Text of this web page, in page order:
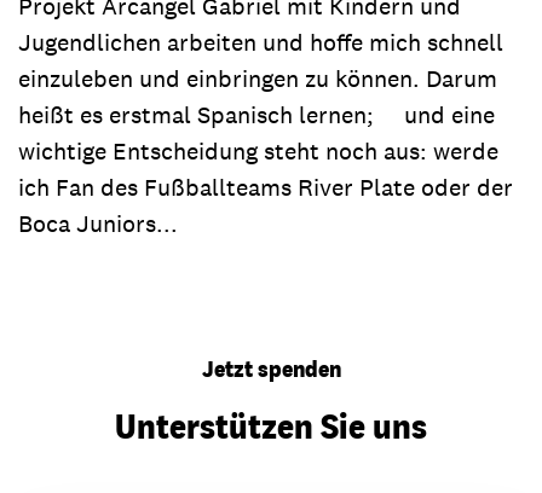
Jugendlichen arbeiten und hoffe mich schnell
einzuleben und einbringen zu können. Darum
heißt es erstmal Spanisch lernen; und eine
wichtige Entscheidung steht noch aus: werde
ich Fan des Fußballteams River Plate oder der
Boca Juniors...
Jetzt spenden
Unterstützen Sie uns